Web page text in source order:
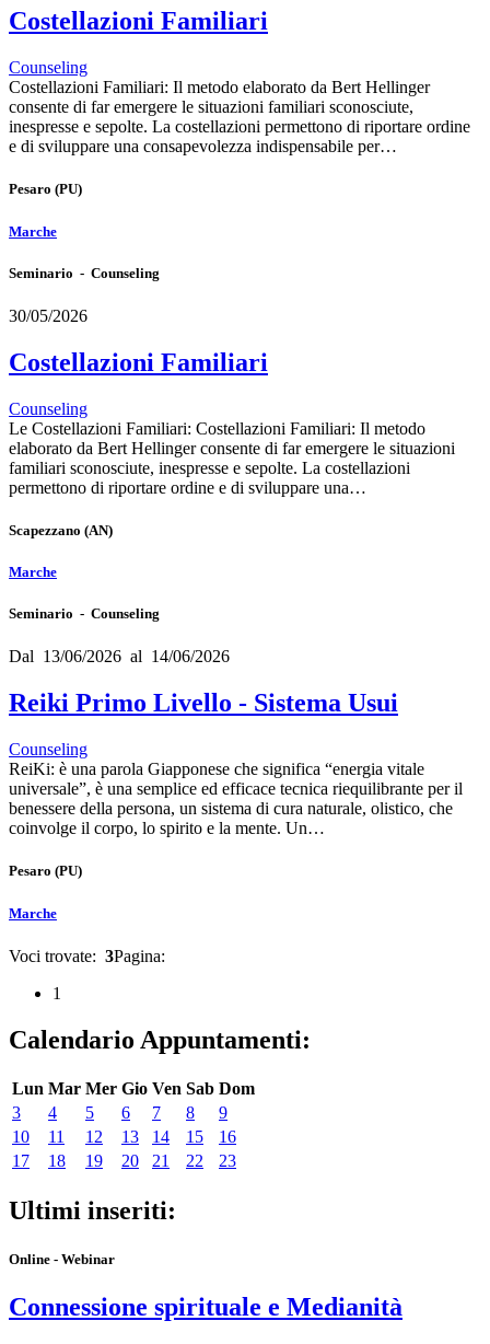
Costellazioni Familiari
Counseling
Costellazioni Familiari: Il metodo elaborato da Bert Hellinger
consente di far emergere le situazioni familiari sconosciute,
inespresse e sepolte. La costellazioni permettono di riportare ordine
e di sviluppare una consapevolezza indispensabile per…
Pesaro (PU)
Marche
Seminario - Counseling
30/05/2026
Costellazioni Familiari
Counseling
Le Costellazioni Familiari: Costellazioni Familiari: Il metodo
elaborato da Bert Hellinger consente di far emergere le situazioni
familiari sconosciute, inespresse e sepolte. La costellazioni
permettono di riportare ordine e di sviluppare una…
Scapezzano (AN)
Marche
Seminario - Counseling
Dal 13/06/2026 al 14/06/2026
Reiki Primo Livello - Sistema Usui
Counseling
ReiKi: è una parola Giapponese che significa “energia vitale
universale”, è una semplice ed efficace tecnica riequilibrante per il
benessere della persona, un sistema di cura naturale, olistico, che
coinvolge il corpo, lo spirito e la mente. Un…
Pesaro (PU)
Marche
Voci trovate: 3Pagina:
1
Calendario Appuntamenti:
Lun Mar Mer Gio Ven Sab Dom
3
4 5 6 7 8
9
10
11 12 13 14 15
16
17
18 19 20 21 22 23
Ultimi inseriti:
Online - Webinar
Connessione spirituale e Medianità